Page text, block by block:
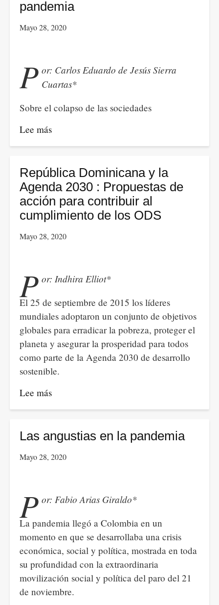
solicitado
la
pandemia
Mayo 28, 2020
P or: Carlos Eduardo de Jesús Sierra
Cuartas*
Sobre el colapso de las sociedades
Lee más
Virtualidad
tiempos
de
pandemia
República Dominicana y la
Agenda 2030 : Propuestas de
acción para contribuir al
cumplimiento de los ODS
Mayo 28, 2020
P or: Indhira Elliot*
El 25 de septiembre de 2015 los líderes
mundiales adoptaron un conjunto de objetivos
globales para erradicar la pobreza, proteger el
planeta y asegurar la prosperidad para todos
como parte de la Agenda 2030 de desarrollo
sostenible.
Lee más
República
y
Agenda
Propuestas
acción
para
contribuir
al
cumplimiento
de
Las angustias en la pandemia
Mayo 28, 2020
P or: Fabio Arias Giraldo*
La pandemia llegó a Colombia en un
momento en que se desarrollaba una crisis
económica, social y política, mostrada en toda
su profundidad con la extraordinaria
movilización social y política del paro del 21
de noviembre.